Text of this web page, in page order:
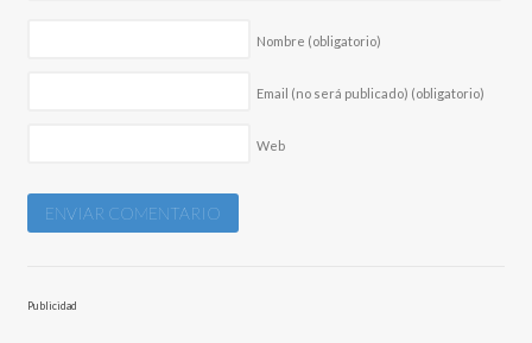
Nombre (obligatorio)
Email (no será publicado) (obligatorio)
Web
Publicidad